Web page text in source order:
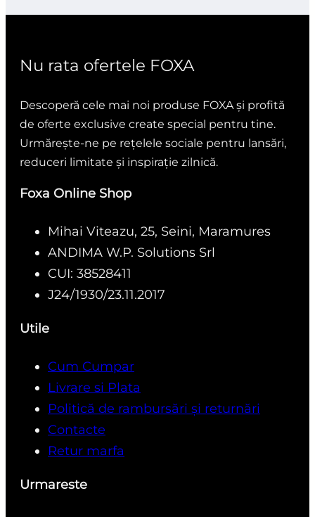
Nu rata ofertele FOXA
Descoperă cele mai noi produse FOXA și profită
de oferte exclusive create special pentru tine.
Urmărește-ne pe rețelele sociale pentru lansări,
reduceri limitate și inspirație zilnică.
Foxa Online Shop
Mihai Viteazu, 25, Seini, Maramures
ANDIMA W.P. Solutions Srl
CUI: 38528411
J24/1930/23.11.2017
Utile
Cum Cumpar
Livrare si Plata
Politică de rambursări și returnări
Contacte
Retur marfa
Urmareste